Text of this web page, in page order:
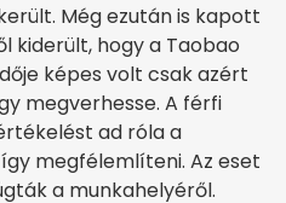
Még ezután is kapott
kiderült, hogy a Taobao
képes volt csak azért
megverhesse. A férfi
ad róla a
megfélemlíteni. Az eset
a munkahelyéről.